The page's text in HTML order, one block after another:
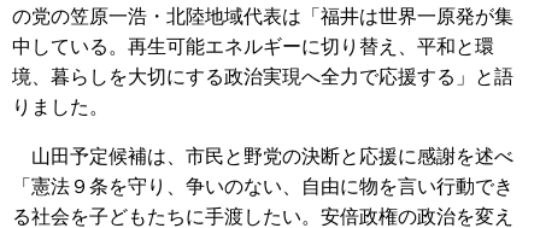
の党の笠原一浩・北陸地域代表は「福井は世界一原発が集
中している。再生可能エネルギーに切り替え、平和と環
境、暮らしを大切にする政治実現へ全力で応援する」と語
りました。
山田予定候補は、市民と野党の決断と応援に感謝を述べ
「憲法９条を守り、争いのない、自由に物を言い行動でき
る社会を子どもたちに手渡したい。安倍政権の政治を変え